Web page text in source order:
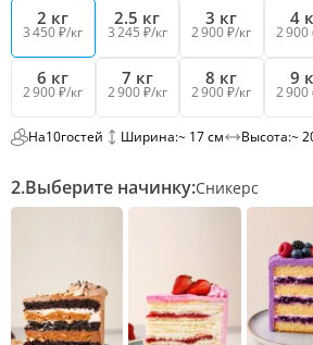
2 кг
3 450 ₽/кг
2.5 кг
3 245 ₽/кг
3 кг
2 900 ₽/кг
4
2 900
6 кг
2 900 ₽/кг
7 кг
2 900 ₽/кг
8 кг
2 900 ₽/кг
9
2 900
На10гостей Ширина:~ 17 см Высота:~
2.Выберите начинку:Сникерс